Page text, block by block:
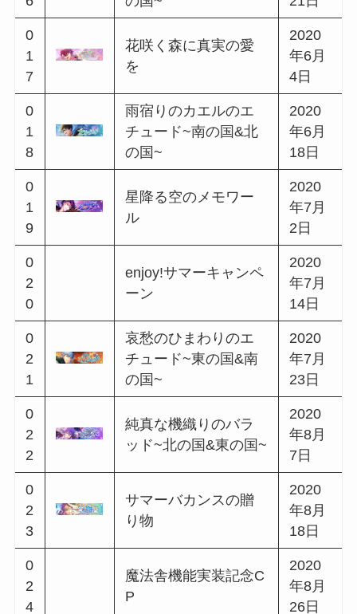
0
6
ュード~北の国&中央
の国~
年1月
31日
0
0
7
トリー
2020
年2月
13日
0
0
8
100万DL記念キャン
2020
年2月
21日
0
0
9
悪戯好きな仮面のエ
チュード~西の国&南
の国~
2020
年3月
4日
0
1
0
ズリー
2020
年3月
15日
0
1
1
春満開キャンペーン
2020
年3月
23日
0
1
2
2020
年4月
3日
0
1
3
2020
年4月
20日
0
2020